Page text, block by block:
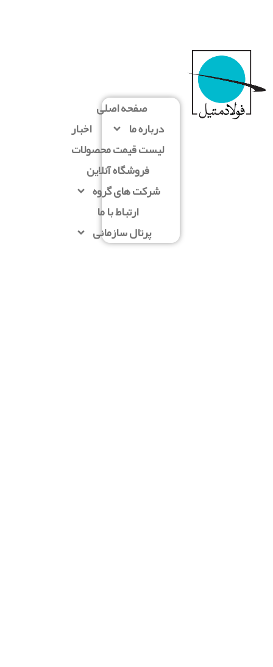
صفحه اصلی
درباره ما
اخبار
لیست قیمت محصولات
فروشگاه آنلاین
شرکت های گروه
ارتباط با ما
پرتال سازمانی